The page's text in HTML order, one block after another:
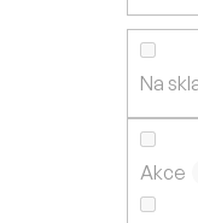
Na
Akce